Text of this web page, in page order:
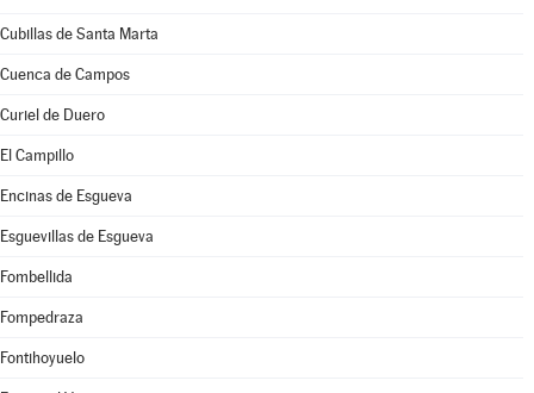
Cubillas de Santa Marta
Cuenca de Campos
Curiel de Duero
El Campillo
Encinas de Esgueva
Esguevillas de Esgueva
Fombellida
Fompedraza
Fontihoyuelo